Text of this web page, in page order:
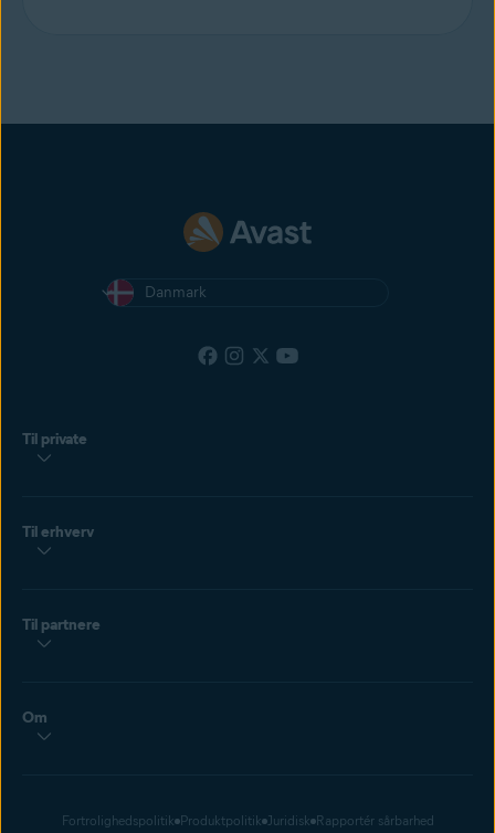
Danmark
Til private
Til erhverv
Til partnere
Om
Fortrolighedspolitik Produktpolitik Juridisk Rapportér sårbarhed